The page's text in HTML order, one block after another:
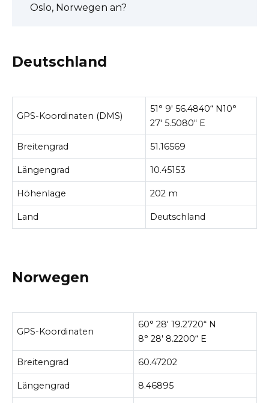
Oslo, Norwegen an?
Deutschland
GPS-Koordinaten (DMS)
51° 9′ 56.4840“ N10°
27′ 5.5080“ E
Breitengrad 51.16569
Längengrad 10.45153
Höhenlage 202 m
Land Deutschland
Norwegen
GPS-Koordinaten
60° 28′ 19.2720“ N
8° 28′ 8.2200“ E
Breitengrad 60.47202
Längengrad 8.46895